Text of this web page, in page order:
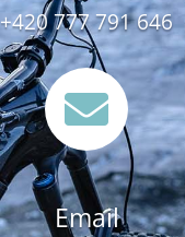
+420 777 791 646

Email